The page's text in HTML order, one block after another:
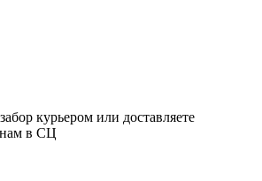
курьером или доставляете
в СЦ